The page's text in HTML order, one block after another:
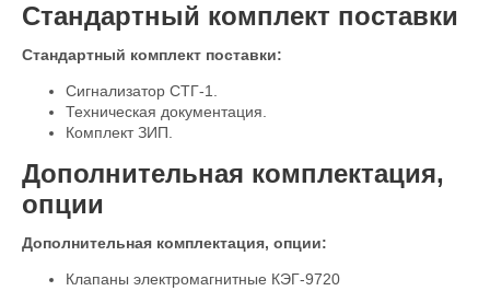
Стандартный комплект поставки
Стандартный комплект поставки:
Сигнализатор СТГ-1.
Техническая документация.
Комплект ЗИП.
Дополнительная комплектация,
опции
Дополнительная комплектация, опции:
Клапаны электромагнитные КЭГ-9720